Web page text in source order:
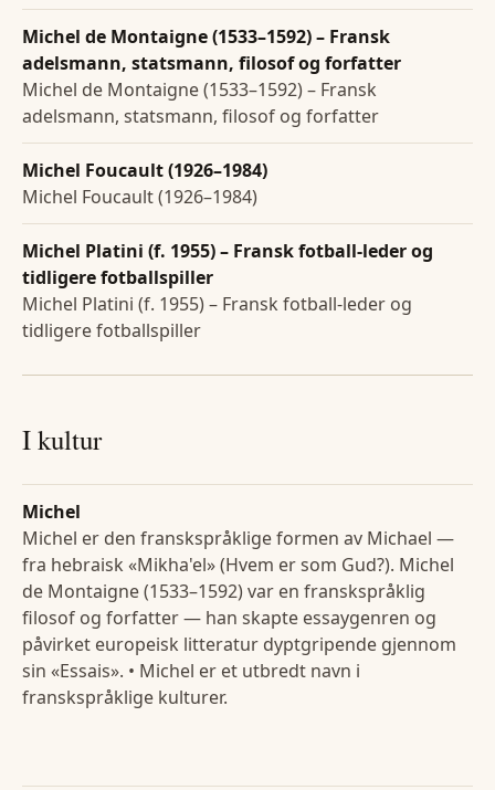
Michel de Montaigne (1533–1592) – Fransk
adelsmann, statsmann, filosof og forfatter
Michel de Montaigne (1533–1592) – Fransk
adelsmann, statsmann, filosof og forfatter
Michel Foucault (1926–1984)
Michel Foucault (1926–1984)
Michel Platini (f. 1955) – Fransk fotball-leder og
tidligere fotballspiller
Michel Platini (f. 1955) – Fransk fotball-leder og
tidligere fotballspiller
I kultur
Michel
Michel er den franskspråklige formen av Michael —
fra hebraisk «Mikha'el» (Hvem er som Gud?). Michel
de Montaigne (1533–1592) var en franskspråklig
filosof og forfatter — han skapte essaygenren og
påvirket europeisk litteratur dyptgripende gjennom
sin «Essais». • Michel er et utbredt navn i
franskspråklige kulturer.